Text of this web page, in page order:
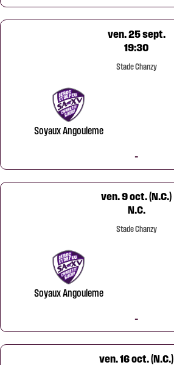
ven. 25 sept.
19:30
Stade Chanzy
Soyaux Angouleme
-
ven. 9 oct. (N.C.)
N.C.
Stade Chanzy
Soyaux Angouleme
-
ven. 16 oct. (N.C.)